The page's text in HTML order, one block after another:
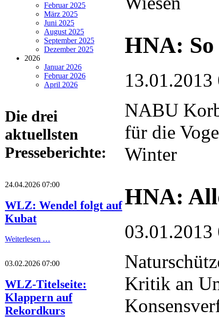
Februar 2025
März 2025
Juni 2025
August 2025
September 2025
Dezember 2025
2026
Januar 2026
Februar 2026
April 2026
Die drei
aktuellsten
Presseberichte:
24.04.2026 07:00
WLZ: Wendel folgt auf
Kubat
Weiterlesen …
03.02.2026 07:00
WLZ-Titelseite:
Klappern auf
Rekordkurs
HNA:
13.01.2013
NABU
für die
Winter
HNA:
03.01.2013
Kritik an